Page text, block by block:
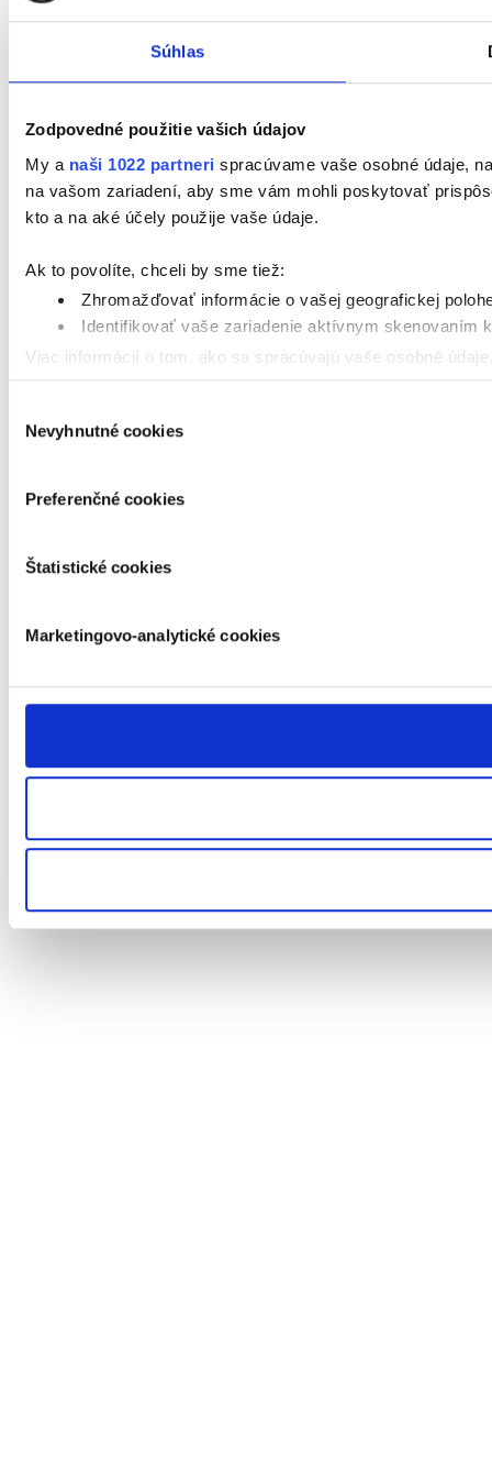
Súhlas
Zodpovedné použitie vašich údajov
My a naši 1022 partneri spracúvame vaše osobné údaje,
na vašom zariadení, aby sme vám mohli poskytovať
kto a na aké účely použije vaše údaje.
Ak to povolíte, chceli by sme tiež:
Zhromažďovať informácie o vašej geografickej
Identifikovať vaše zariadenie aktívnym skenovaním
Viac informácií o tom, ako sa spracúvajú vaše osobné
Naša webstránka používa cookies. Aktívnym nastavením
ochrany súkromia. Odvolanie súhlasu nemá vplyv na
súhlasu
Nevyhnutné cookies
Preferenčné cookies
Štatistické cookies
Marketingovo-analytické cookies